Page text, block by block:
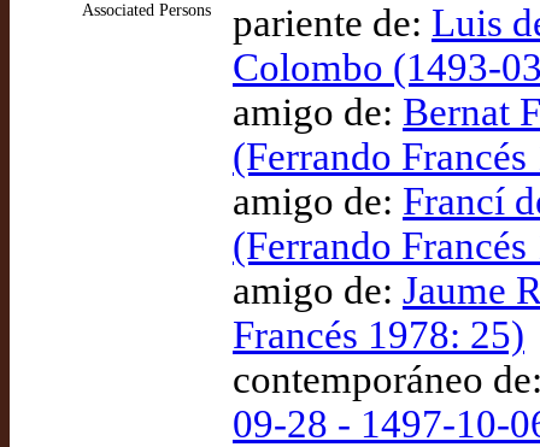
Associated Persons pariente de: Luis
Colombo (1493-
amigo de: Bernat
(Ferrando
amigo de: Francí
(Ferrando
amigo de: Jaume
Francés 1978: 25)
contemporáneo
09-28 - 1497-10-